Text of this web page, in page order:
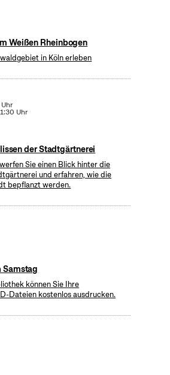
Weißen Rheinbogen
in Köln erleben
Uhr
der Stadtgärtnerei
Sie einen Blick hinter die
und erfahren, wie die
bepflanzt werden.
können Sie Ihre
Dateien kostenlos ausdrucken.